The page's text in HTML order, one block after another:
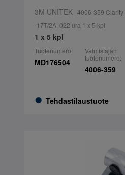
3M UNITEK| 4006-359 Clarity
-17T/2A, 022 ura 1 x 5 kpl
1 x 5 kpl
Tuotenumero:
MD176504
Tehdastilaustuote
Valmistajan
tuotenumero:
4006-359